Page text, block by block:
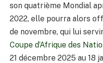
son quatrième Mondial
2022, elle pourra alors
de novembre, qui lui
Coupe d’Afrique des
21 décembre 2025 au 18